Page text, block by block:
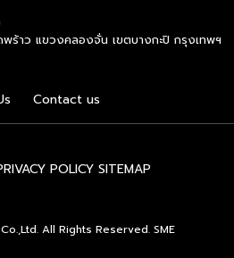
กสูตรการบริหารจัดการธุรกิจแฟรน
DBD-FP) รุ่นที่ 29 ซึ่งเป็น
และสถาบันการศึกษา ที่มาร่วมบ่ม
แก่ผู้ประกอบธุรกิจแฟรนไชส์อย่างเข้ม
ร้าว แขวงคลองจั่น เขตบางกะปิ กรุงเทพฯ
Contact us
POLICY SITEMAP
All Rights Reserved. SME